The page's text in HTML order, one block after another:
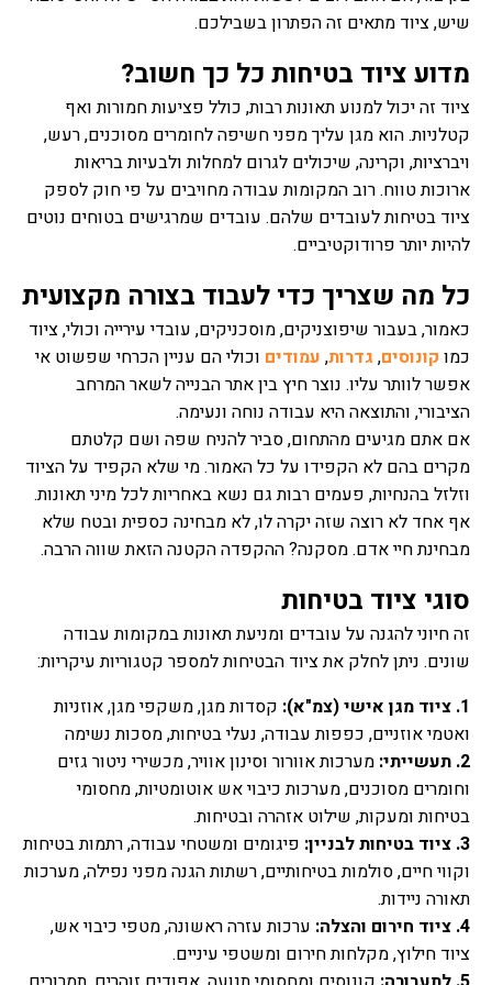
שיש, ציוד מתאים זה הפתרון בשבילכם.
מדוע ציוד בטיחות כל כך חשוב?
ציוד זה יכול למנוע תאונות רבות, כולל פציעות חמורות ואף
קטלניות. הוא מגן עליך מפני חשיפה לחומרים מסוכנים, רעש,
ויברציות, וקרינה, שיכולים לגרום למחלות ולבעיות בריאות
ארוכות טווח. רוב המקומות עבודה מחויבים על פי חוק לספק
ציוד בטיחות לעובדים שלהם. עובדים שמרגישים בטוחים נוטים
להיות יותר פרודוקטיביים.
כל מה שצריך כדי לעבוד בצורה מקצועית
כאמור, בעבור שיפוצניקים, מוסכניקים, עובדי עירייה וכולי, ציוד
כמו קונוסים, גדרות, עמודים וכולי הם עניין הכרחי שפשוט אי
אפשר לוותר עליו. נוצר חיץ בין אתר הבנייה לשאר המרחב
הציבורי, והתוצאה היא עבודה נוחה ונעימה.
אם אתם מגיעים מהתחום, סביר להניח שפה ושם קלטתם
מקרים בהם לא הקפידו על כל האמור. מי שלא הקפיד על הציוד
וזלזל בהנחיות, פעמים רבות גם נשא באחריות לכל מיני תאונות.
אף אחד לא רוצה שזה יקרה לו, לא מבחינה כספית ובטח שלא
מבחינת חיי אדם. מסקנה? ההקפדה הקטנה הזאת שווה הרבה.
סוגי ציוד בטיחות
זה חיוני להגנה על עובדים ומניעת תאונות במקומות עבודה
שונים. ניתן לחלק את ציוד הבטיחות למספר קטגוריות עיקריות:
1. ציוד מגן אישי (צמ"א): קסדות מגן, משקפי מגן, אוזניות
ואטמי אוזניים, כפפות עבודה, נעלי בטיחות, מסכות נשימה
2. תעשייתי: מערכות אוורור וסינון אוויר, מכשירי ניטור גזים
וחומרים מסוכנים, מערכות כיבוי אש אוטומטיות, מחסומי
בטיחות ומעקות, שילוט אזהרה ובטיחות.
3. ציוד בטיחות לבניין: פיגומים ומשטחי עבודה, רתמות בטיחות
וקווי חיים, סולמות בטיחותיים, רשתות הגנה מפני נפילה, מערכות
תאורה ניידות.
4. ציוד חירום והצלה:
ערכות עזרה ראשונה, מטפי כיבוי אש,
ציוד חילוץ, מקלחות חירום ומשטפי עיניים.